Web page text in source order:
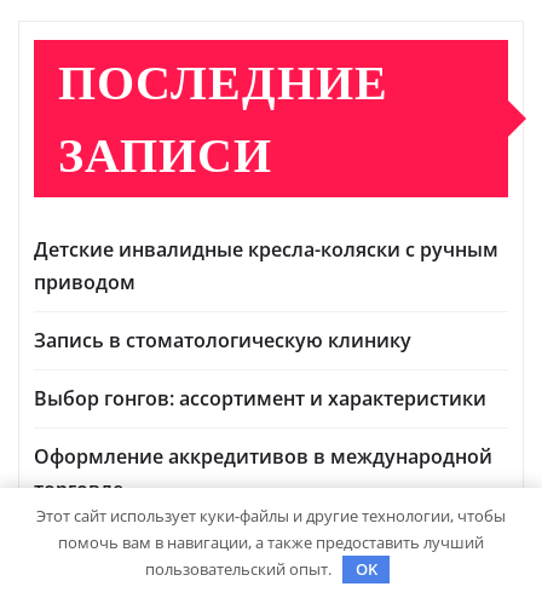
ПОСЛЕДНИЕ
ЗАПИСИ
Детские инвалидные кресла-коляски с ручным
приводом
Запись в стоматологическую клинику
Выбор гонгов: ассортимент и характеристики
Оформление аккредитивов в международной
торговле
Нарколог на Дом в Новокузнецке: Помощь,
Которая Всегда Рядом
Этот сайт использует куки-файлы и другие технологии, чтобы
помочь вам в навигации, а также предоставить лучший
пользовательский опыт.
OK